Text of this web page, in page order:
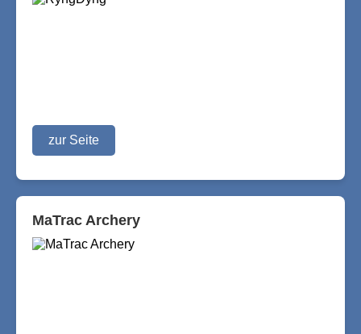
zur Seite
MaTrac Archery